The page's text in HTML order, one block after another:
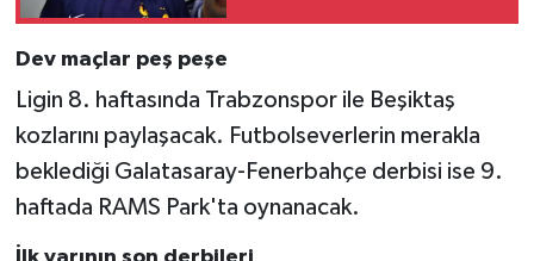
Dev maçlar peş peşe
Ligin 8. haftasında Trabzonspor ile Beşiktaş
kozlarını paylaşacak. Futbolseverlerin merakla
beklediği Galatasaray-Fenerbahçe derbisi ise 9.
haftada RAMS Park'ta oynanacak.